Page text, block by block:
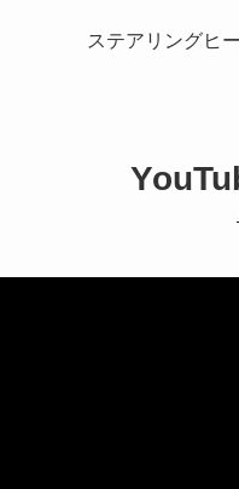
ステアリングヒ